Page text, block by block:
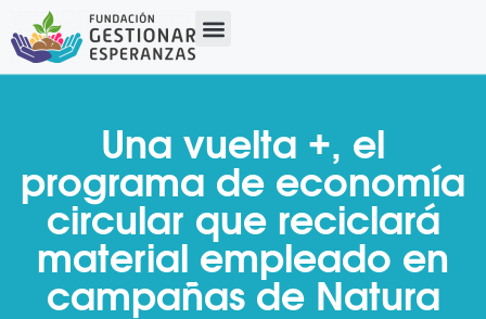
Una vuelta +, el
programa de economía
circular que reciclará
material empleado en
campañas de Natura